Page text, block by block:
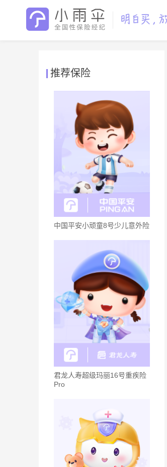
推荐保险
中国平安小顽童8号少儿意外险
君龙人寿超级玛丽16号重疾险
Pro